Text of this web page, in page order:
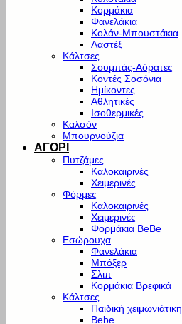
Κορμάκια
Φανελάκια
Κολάν-Μπουστάκια
Λαστέξ
Κάλτσες
Σουμπάς-Αόρατες
Κοντές Σοσόνια
Ημίκοντες
Αθλητικές
Ισοθερμικές
Καλσόν
Μπουρνούζια
ΑΓΟΡΙ
Πυτζάμες
Καλοκαιρινές
Χειμερινές
Φόρμες
Καλοκαιρινές
Χειμερινές
Φορμάκια BeBe
Εσώρουχα
Φανελάκια
Μπόξερ
Σλιπ
Κορμάκια Βρεφικά
Κάλτσες
Παιδική χειμωνιάτικη
Bebe